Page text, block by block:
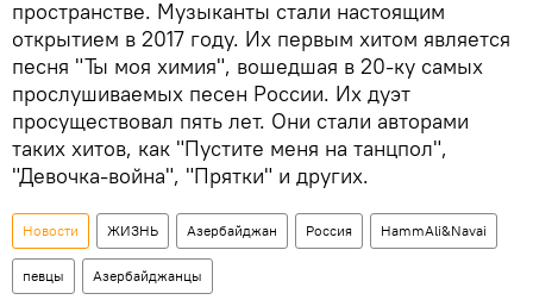
пространстве. Музыканты стали настоящим
открытием в 2017 году. Их первым хитом является
песня "Ты моя химия", вошедшая в 20-ку самых
прослушиваемых песен России. Их дуэт
просуществовал пять лет. Они стали авторами
таких хитов, как "Пустите меня на танцпол",
"Девочка-война", "Прятки" и других.
Новости ЖИЗНЬ Азербайджан Россия HammAli&Navai
певцы Азербайджанцы